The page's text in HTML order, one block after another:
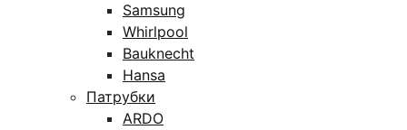
Samsung
Whirlpool
Bauknecht
Hansa
Патрубки
ARDO